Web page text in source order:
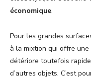
économique.
Pour les grandes
à la mixtion qui offre
détériore toutefois
d’autres objets. C’est